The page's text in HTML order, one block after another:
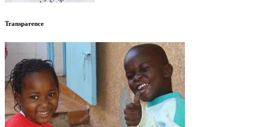
Transparence